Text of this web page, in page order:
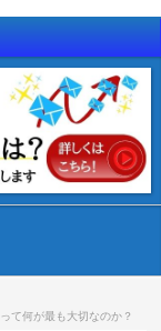
て何が最も大切なのか？